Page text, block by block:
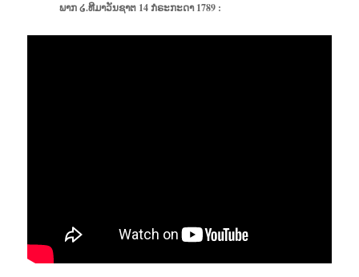
ພາກ ໒.ທີມາວັນຊາຕ 14 ກໍຣະກະດາ 1789 :